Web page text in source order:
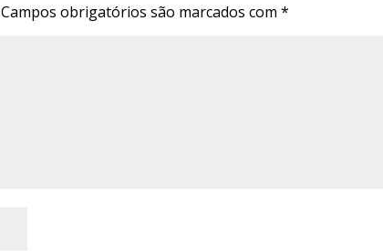
Campos obrigatórios são marcados com*